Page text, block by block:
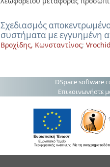
Σχεδιασμός
συστήματα με εγγυημένη
Βροχίδης, Κωνσταντίνος;
DSpace software
Επικοινωνήστε